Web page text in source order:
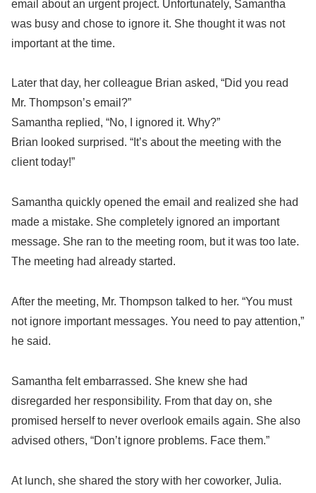
email about an urgent project. Unfortunately, Samantha
was busy and chose to ignore it. She thought it was not
important at the time.
Later that day, her colleague Brian asked, “Did you read
Mr. Thompson’s email?”
Samantha replied, “No, I ignored it. Why?”
Brian looked surprised. “It’s about the meeting with the
client today!”
Samantha quickly opened the email and realized she had
made a mistake. She completely ignored an important
message. She ran to the meeting room, but it was too late.
The meeting had already started.
After the meeting, Mr. Thompson talked to her. “You must
not ignore important messages. You need to pay attention,”
he said.
Samantha felt embarrassed. She knew she had
disregarded her responsibility. From that day on, she
promised herself to never overlook emails again. She also
advised others, “Don’t ignore problems. Face them.”
At lunch, she shared the story with her coworker, Julia.